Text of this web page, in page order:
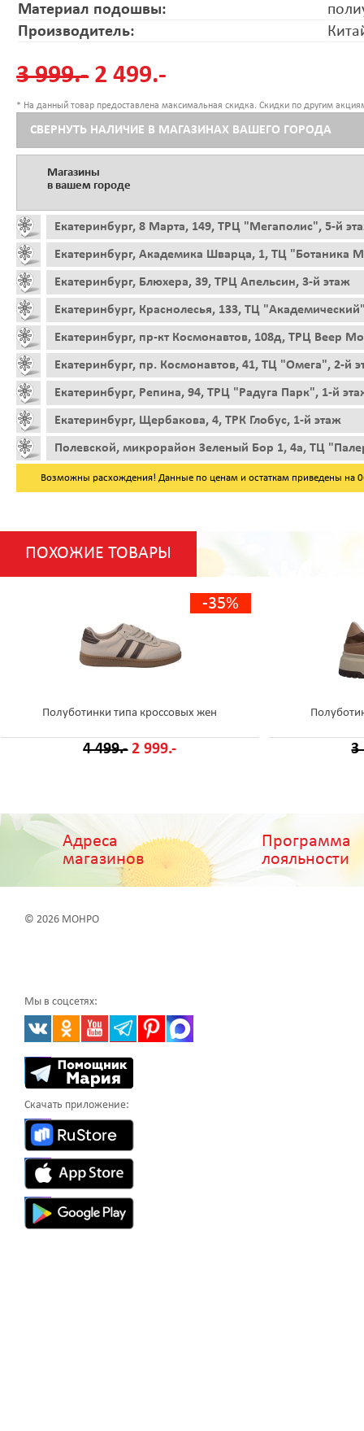
Материал подошвы:
Производитель:
3 999.- 2 499.-
* На данный товар предоставлена максимальная скидка. Скидки по другим
СВЕРНУТЬ НАЛИЧИЕ В МАГАЗИНАХ ВАШЕГО ГОРОДА
Магазины
в вашем городе
Екатеринбург, 8 Марта, 149, ТРЦ "Мегаполис", 5-й
Екатеринбург, Академика Шварца, 1, ТЦ "Ботаника
Екатеринбург, Блюхера, 39, ТРЦ Апельсин, 3-й этаж
Екатеринбург, Краснолесья, 133, ТЦ
Екатеринбург, пр-кт Космонавтов, 108д, ТРЦ Веер
Екатеринбург, пр. Космонавтов, 41, ТЦ "Омега", 2-й
Екатеринбург, Репина, 94, ТРЦ "Радуга Парк", 1-й
Екатеринбург, Щербакова, 4, ТРК Глобус, 1-й этаж
Полевской, микрорайон Зеленый Бор 1, 4а, ТЦ
Возможны расхождения! Данные по ценам и остаткам приведены на
ПОХОЖИЕ ТОВАРЫ
-35%
Полуботинки типа кроссовых жен
4 499.- 2 999.- 3
Адреса
магазинов
Программа
лояльности
© 2026 МОНРО
Мы в соцсетях:
Скачать приложение: